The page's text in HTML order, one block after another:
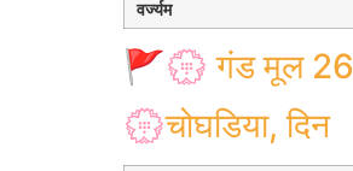
वर्ज्यम
🚩💮 गंड मूल
💮चोघडिया, दिन